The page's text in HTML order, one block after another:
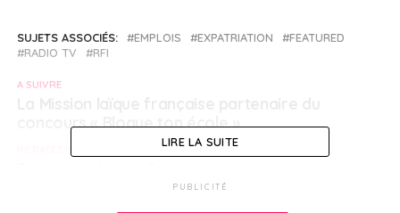
SUJETS ASSOCIÉS: EMPLOIS EXPATRIATION
FEATURED
RADIO TV
RFI
A SUIVRE
concours « Blogue ton école »
quatre établissements scolaires français
LIRE LA SUITE
PUBLICITÉ